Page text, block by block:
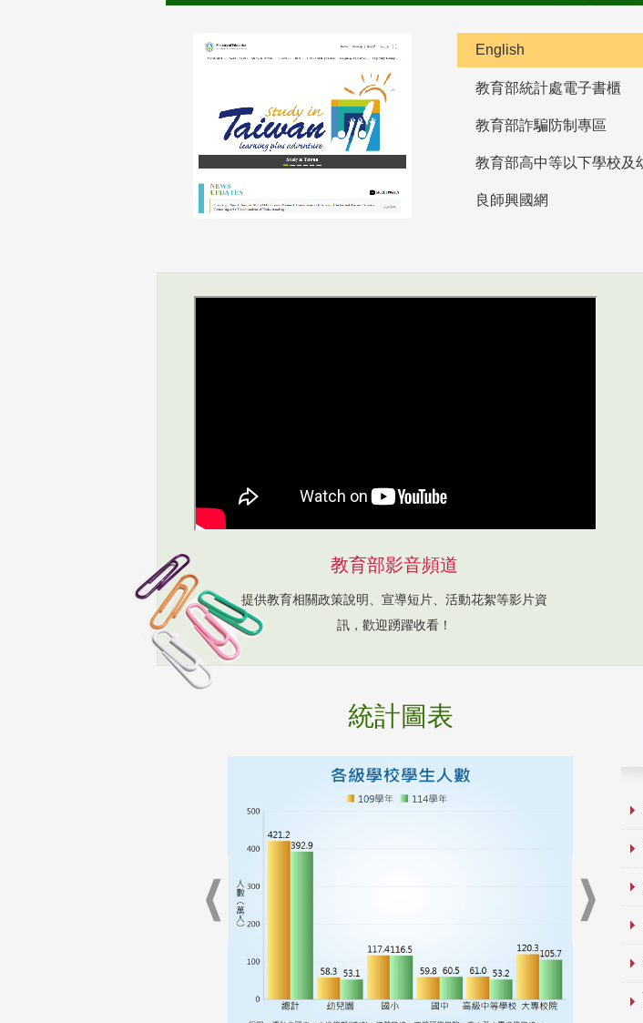
English
教育部統計處電子書櫃
教育部詐騙防制專區
良師興國網
教育部影音頻道
提供教育相關政策說明、宣導短片、活動花絮等影片資
訊，歡迎踴躍收看！
統計圖表